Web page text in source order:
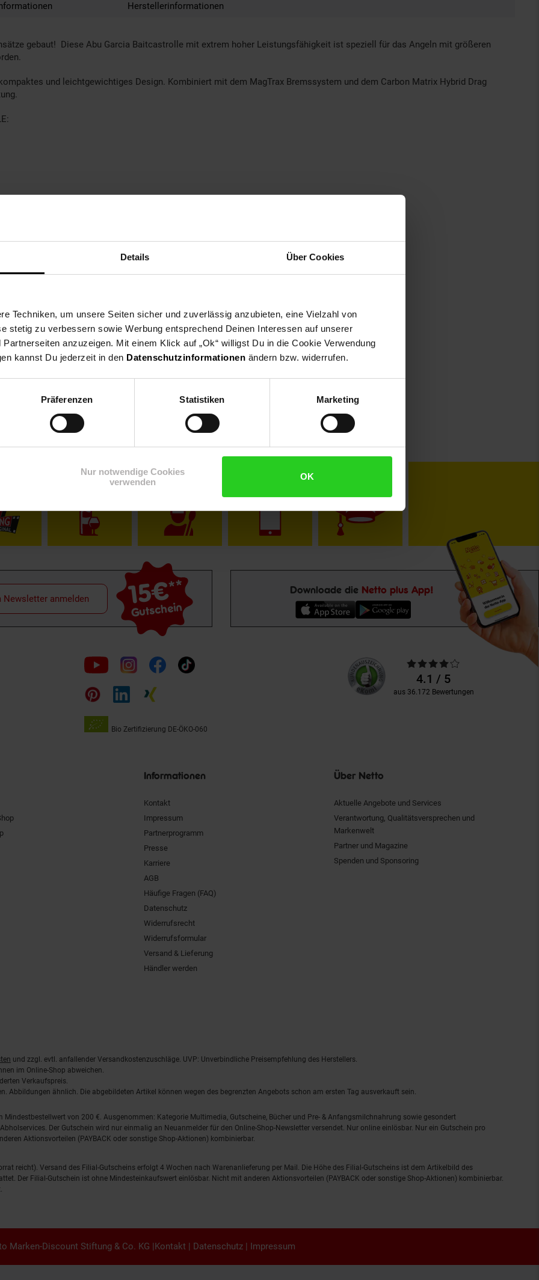
Details Über Cookies
Techniken, um unsere Seiten sicher und zuverlässig anzubieten, eine Vielzahl von
stetig zu verbessern sowie Werbung entsprechend Deinen Interessen auf unserer
anzuzeigen. Mit einem Klick auf „Ok“ willigst Du in die Cookie Verwendung
kannst Du jederzeit in den Datenschutzinformationen ändern bzw. widerrufen.
Präferenzen Statistiken Marketing
Nur notwendige Cookies
verwenden
OK
Herstellerinformationen
gebaut! Diese Abu Garcia Baitcastrolle mit extrem hoher Leistungsfähigkeit ist speziell für das Angeln mit größeren
und leichtgewichtiges Design. Kombiniert mit dem MagTrax Bremssystem und dem Carbon Matrix Hybrid Drag
Weinwelt Rezeptwelt
15€**
Gutschein
Newsletter anmelden
Downloade die Netto plus App!
Folge
uns
auf
Bio Zertifizierung DE-ÖKO-060
Unsere
Kundenbewertungen
Durchschnittliche
Bewertungen4.1 / 5
aus 36.172 Bewertungen
Informationen
Kontakt
Impressum
Partnerprogramm
Presse
Karriere
AGB
Häufige Fragen (FAQ)
Datenschutz
Widerrufsrecht
Widerrufsformular
Versand & Lieferung
Händler werden
Über Netto
Aktuelle Angebote und Services
Verantwortung, Qualitätsversprechen und
Markenwelt
Partner und Magazine
Spenden und Sponsoring
und zzgl. evtl. anfallender Versandkostenzuschläge. UVP: Unverbindliche Preisempfehlung des Herstellers.
im Online-Shop abweichen.
Verkaufspreis.
Abbildungen ähnlich. Die abgebildeten Artikel können wegen des begrenzten Angebots schon am ersten Tag ausverkauft sein.
von 200 €. Ausgenommen: Kategorie Multimedia, Gutscheine, Bücher und Pre- & Anfangsmilchnahrung sowie gesondert
Der Gutschein wird nur einmalig an Neuanmelder für den Online-Shop-Newsletter versendet. Nur online einlösbar. Nur ein Gutschein pro
Aktionsvorteilen (PAYBACK oder sonstige Shop-Aktionen) kombinierbar.
reicht). Versand des Filial-Gutscheins erfolgt 4 Wochen nach Warenanlieferung per Mail. Die Höhe des Filial-Gutscheins ist dem Artikelbild des
Der Filial-Gutschein ist ohne Mindesteinkaufswert einlösbar. Nicht mit anderen Aktionsvorteilen (PAYBACK oder sonstige Shop-Aktionen) kombinierbar.
Marken-Discount Stiftung & Co. KG |Kontakt | Datenschutz| Impressum